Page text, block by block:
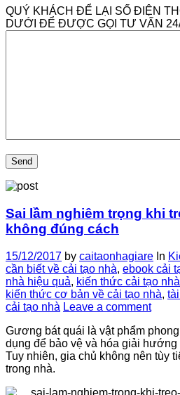
QUÝ KHÁCH ĐỂ LẠI SỐ ĐIỆN
DƯỚI ĐỂ ĐƯỢC GỌI TƯ VẤN
Sai lầm nghiêm trọng khi
không đúng cách
15/12/2017 by caitaonhagiare In
cần biết về cải tạo nhà, ebook cải
nhà hiệu quả, kiến thức cải tạo nhà
kiến thức cơ bản về cải tạo nhà,
cải tạo nhà Leave a comment
Gương bát quái là vật phẩm
dụng để bảo vệ và hóa giải hướng
Tuy nhiên, gia chủ không nên tùy
trong nhà.